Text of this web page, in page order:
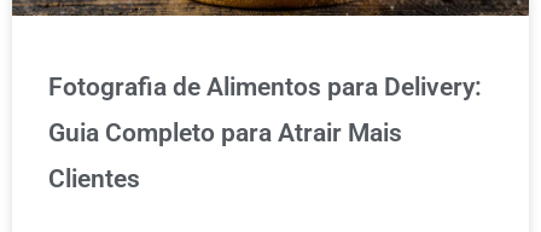
Fotografia de Alimentos para Delivery:
Guia Completo para Atrair Mais
Clientes